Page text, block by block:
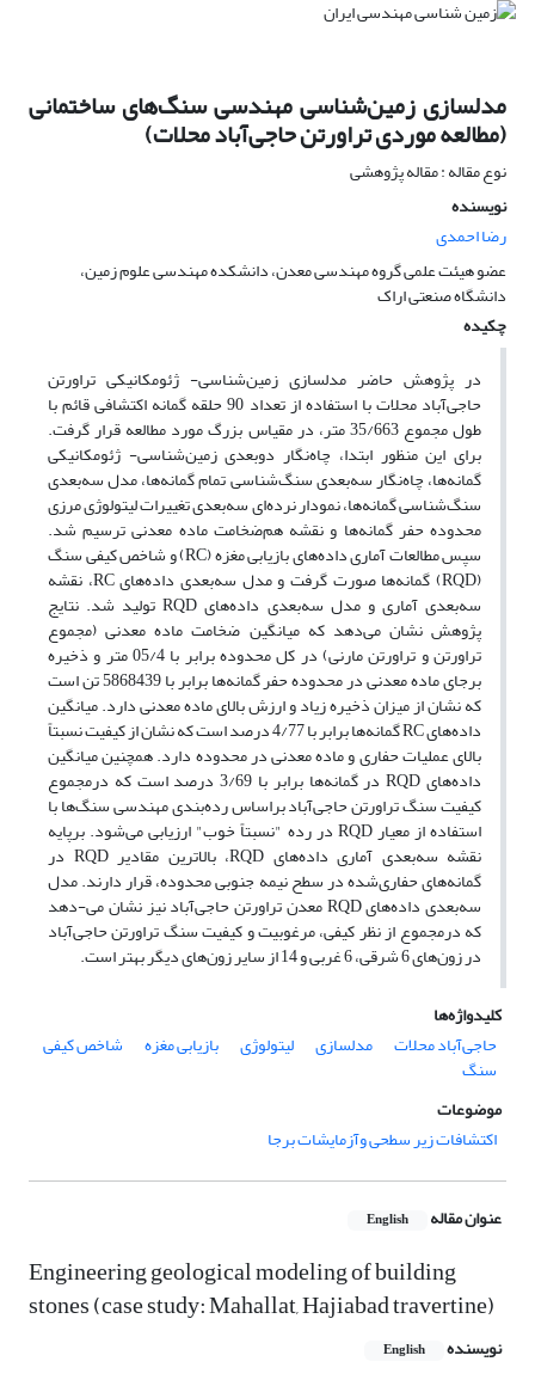
مدلسازی زمین‌شناسی مهندسی سنگ‌های ساختمانی
(مطالعه موردی تراورتن حاجی‌آباد محلات)
نوع مقاله : مقاله پژوهشی
نویسنده
رضا احمدی
عضو هیئت علمی گروه مهندسی معدن، دانشکده مهندسی علوم زمین،
دانشگاه صنعتی اراک
چکیده
در پژوهش حاضر مدلسازی زمین‌شناسی- ژئومکانیکی تراورتن
حاجی‌آباد محلات با استفاده از تعداد 90 حلقه گمانه اکتشافی قائم با
طول مجموع 35/663 متر، در مقیاس بزرگ مورد مطالعه قرار گرفت.
برای این منظور ابتدا، چاه‌نگار دوبعدی زمین‌شناسی- ژئومکانیکی
گمانه‌ها، چاه‌نگار سه‌بعدی سنگ‌شناسی تمام گمانه‌ها، مدل سه‌بعدی
سنگ‌شناسی گمانه‌ها، نمودار نرده‌ای سه‌بعدی تغییرات لیتولوژی مرزی
محدوده حفر گمانه‌ها و نقشه هم‌ضخامت ماده معدنی ترسیم شد.
سپس مطالعات آماری داده‌های بازیابی مغزه (RC) و شاخص کیفی سنگ
(RQD) گمانه‌ها صورت گرفت و مدل سه‌بعدی داده‌های RC، نقشه
سه‌بعدی آماری و مدل سه‌بعدی داده‌های RQD تولید شد. نتایج
پژوهش نشان می‌دهد که میانگین ضخامت ماده معدنی (مجموع
تراورتن و تراورتن مارنی) در کل محدوده برابر با 05/4 متر و ذخیره
برجای ماده معدنی در محدوده حفر گمانه‌ها برابر با 5868439 تن است
که نشان از میزان ذخیره زیاد و ارزش بالای ماده معدنی دارد. میانگین
داده‌های RC گمانه‌ها برابر با 4/77 درصد است که نشان از کیفیت نسبتاً
بالای عملیات حفاری و ماده معدنی در محدوده دارد. همچنین میانگین
داده‌های RQD در گمانه‌ها برابر با 3/69 درصد است که درمجموع
کیفیت سنگ تراورتن حاجی‌آباد براساس رده‌بندی مهندسی سنگ‌ها با
استفاده از معیار RQD در رده "نسبتاً خوب" ارزیابی می‌شود. برپایه
نقشه سه‌بعدی آماری داده‌های RQD، بالاترین مقادیر RQD در
گمانه‌های حفاری‌شده در سطح نیمه جنوبی محدوده، قرار دارند. مدل
سه‌بعدی داده‌های RQD معدن تراورتن حاجی‌آباد نیز نشان می-دهد
که درمجموع از نظر کیفی، مرغوبیت و کیفیت سنگ تراورتن حاجی‌آباد
در زون‌های 6 شرقی، 6 غربی و 14 از سایر زون‌های دیگر بهتر است.
کلیدواژه‌ها
حاجی‌آباد محلات
مدلسازی لیتولوژی بازیابی مغزه شاخص کیفی
سنگ
موضوعات
اکتشافات زیر سطحی وآزمایشات برجا
عنوان مقاله English
Engineering geological modeling of building
stones (case study: Mahallat, Hajiabad travertine)
نویسنده English